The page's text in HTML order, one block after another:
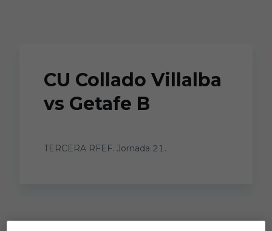
CU Collado Villalba
vs Getafe B
TERCERA RFEF. Jornada 21.